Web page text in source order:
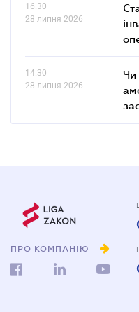
16.30
28 липня 2026
14.30
28 липня 2026
Чи
ПРО КОМПАНІЮ